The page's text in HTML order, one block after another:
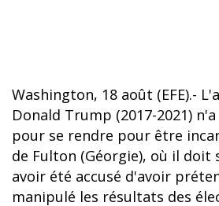
Washington, 18 août (EFE).-
Donald Trump (2017-2021)
pour se rendre pour être
de Fulton (Géorgie), où il doit
avoir été accusé d'avoir
manipulé les résultats des